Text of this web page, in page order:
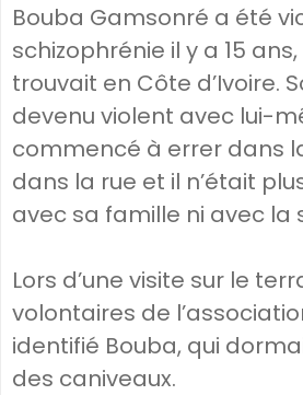
Bouba Gamsonré a été
schizophrénie il y a 15 ans,
trouvait en Côte d’Ivoire.
devenu violent avec lui-
commencé à errer dans
dans la rue et il n’était
avec sa famille ni avec la
Lors d’une visite sur le
volontaires de
identifié Bouba, qui
des caniveaux.